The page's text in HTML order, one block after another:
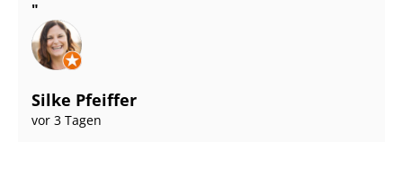
Silke Pfeiffer
vor 3 Tagen